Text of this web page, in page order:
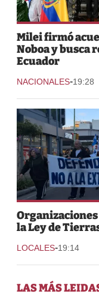
Milei firmó
Noboa y busca
Ecuador
NACIONALES-19:28
la Ley de
LOCALES-19:14
LAS MÁS